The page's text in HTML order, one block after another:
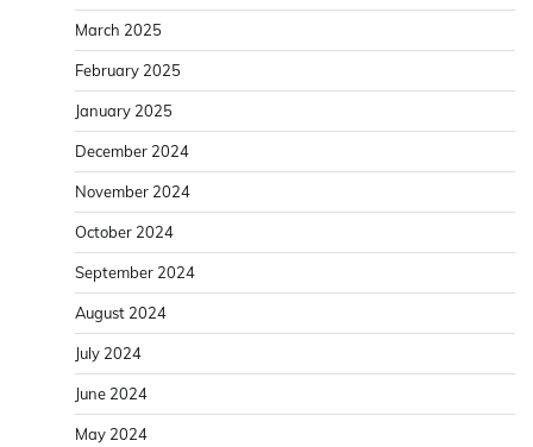
March 2025
February 2025
January 2025
December 2024
November 2024
October 2024
September 2024
August 2024
July 2024
June 2024
May 2024